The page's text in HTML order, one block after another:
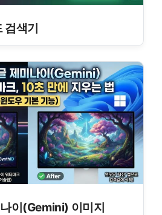
색기
이(Gemini) 이미지